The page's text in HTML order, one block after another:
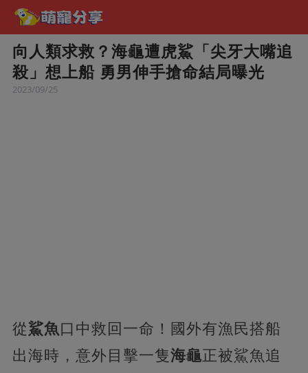
向人類求救？海龜遭虎鯊「尖牙大嘴追
殺」想上船 勇男伸手搶命結局曝光
2023/09/25
從鯊魚口中救回一命！國外有漁民搭船
出海時，意外目擊一隻海龜正被鯊魚追